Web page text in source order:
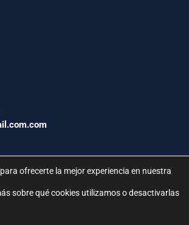
ofrecerte la mejor experiencia en nuestra
sobre qué cookies utilizamos o desactivarlas